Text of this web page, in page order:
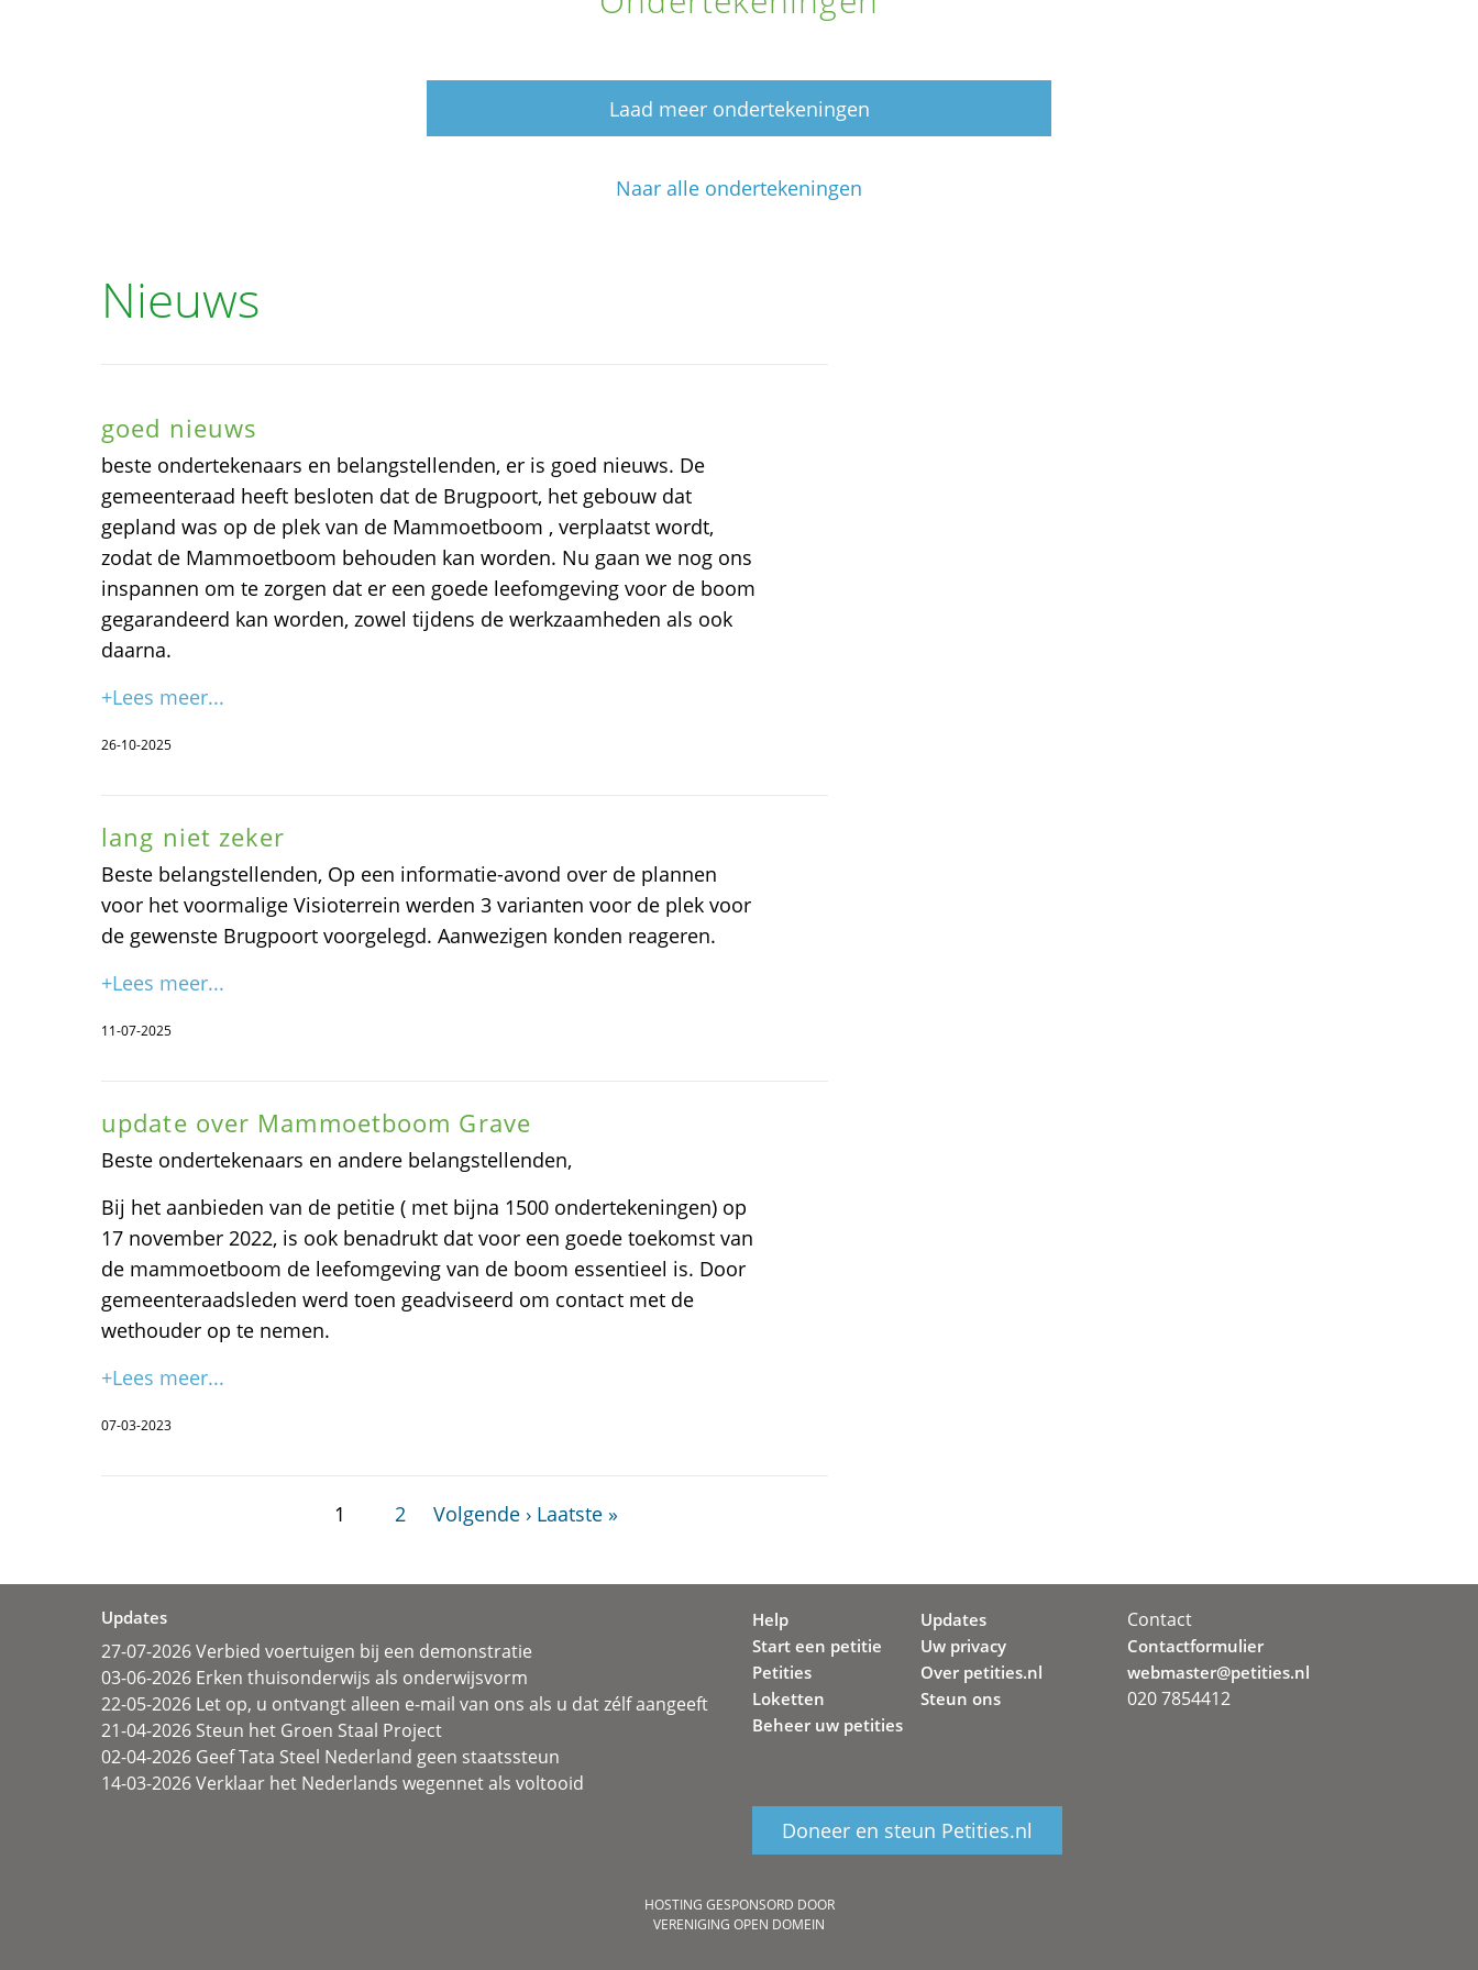
Laad meer ondertekeningen
Naar alle ondertekeningen
Nieuws
goed nieuws
beste ondertekenaars en belangstellenden, er is goed nieuws. De
gemeenteraad heeft besloten dat de Brugpoort, het gebouw dat
gepland was op de plek van de Mammoetboom , verplaatst wordt,
zodat de Mammoetboom behouden kan worden. Nu gaan we nog ons
inspannen om te zorgen dat er een goede leefomgeving voor de boom
gegarandeerd kan worden, zowel tijdens de werkzaamheden als ook
daarna.
+Lees meer...
26-10-2025
lang niet zeker
Beste belangstellenden, Op een informatie-avond over de plannen
voor het voormalige Visioterrein werden 3 varianten voor de plek voor
de gewenste Brugpoort voorgelegd. Aanwezigen konden reageren.
+Lees meer...
11-07-2025
update over Mammoetboom Grave
Beste ondertekenaars en andere belangstellenden,
Bij het aanbieden van de petitie ( met bijna 1500 ondertekeningen) op
17 november 2022, is ook benadrukt dat voor een goede toekomst van
de mammoetboom de leefomgeving van de boom essentieel is. Door
gemeenteraadsleden werd toen geadviseerd om contact met de
wethouder op te nemen.
+Lees meer...
07-03-2023
1 2 Volgende › Laatste »
Updates
27-07-2026 Verbied voertuigen bij een demonstratie
03-06-2026 Erken thuisonderwijs als onderwijsvorm
22-05-2026 Let op, u ontvangt alleen e-mail van ons als u dat zélf aangeeft
21-04-2026 Steun het Groen Staal Project
02-04-2026 Geef Tata Steel Nederland geen staatssteun
14-03-2026 Verklaar het Nederlands wegennet als voltooid
Help
Start een petitie
Petities
Loketten
Beheer uw petities
Updates
Uw privacy
Over petities.nl
Steun ons
Doneer en steun Petities.nl
Contact
Contactformulier
webmaster@petities.nl
020 7854412
HOSTING GESPONSORD DOOR
VERENIGING OPEN DOMEIN